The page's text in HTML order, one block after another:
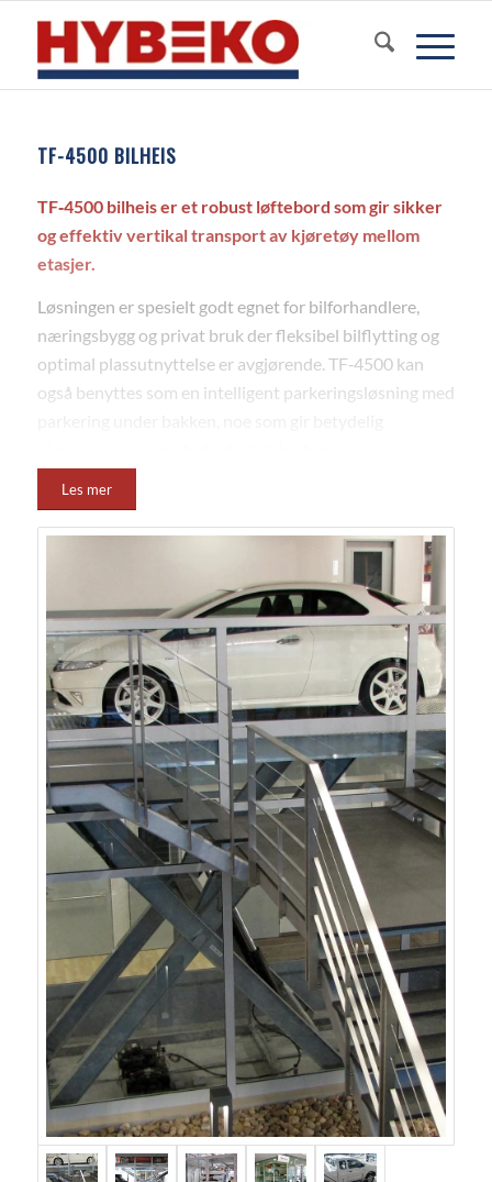
TF-4500 BILHEIS
TF‑4500 bilheis er et robust løftebord som gir sikker
og effektiv vertikal transport av kjøretøy mellom
etasjer.
Løsningen er spesielt godt egnet for bilforhandlere,
næringsbygg og privat bruk der fleksibel bilflytting og
optimal plassutnyttelse er avgjørende. TF‑4500 kan
også benyttes som en intelligent parkeringsløsning med
vær og vind som regn, snø og sol, noe som kan bidra til
redusert slitasje og lavere vedlikeholdskostnader.
TF‑4500 bilheis leveres med løftekapasitet opptil
5 000 kg og maksimal løftehøyde på inntil 7 meter, og
kan tilpasses i ulike konfigurasjoner, dimensjoner og
kapasiteter. Hybeko bistår med rådgivning og
skreddersøm slik at TF‑4500‑løsningen tilpasses
prosjektets tekniske krav og bruksområde
Kontakt oss
Ønsker du å lære mer om TF-4500? eller ønsker du mer
informasjon, kontakt oss i dag.
Tom Erik Øverlier
Produktsjef heiser og løftebord
+47 966 28 053
e-post:teo@hybeko.no
Hybeko AS din pålitelige partner for løfteløsninger.
Se også
ECH bilheis
Les mer